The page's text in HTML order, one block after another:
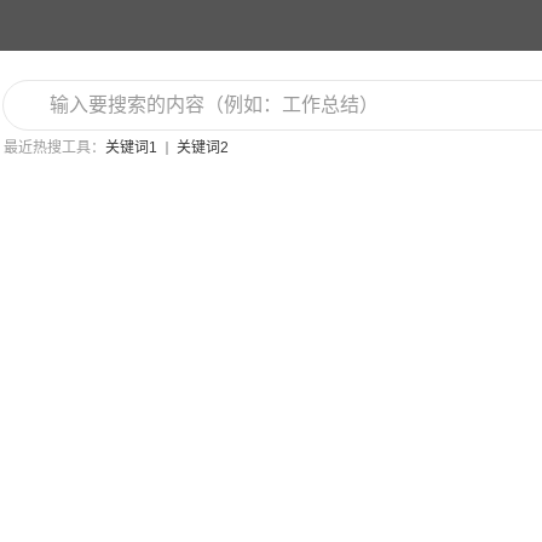
最近热搜工具： 关键词1 关键词2